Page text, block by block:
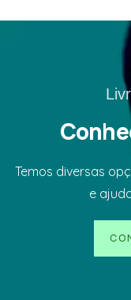
Temos diversas
e